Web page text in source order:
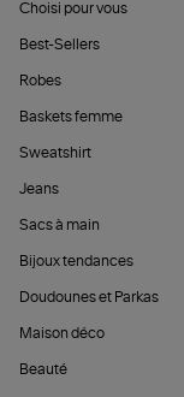
Choisi pour vous
Best-Sellers
Robes
Baskets femme
Sweatshirt
Jeans
Sacs à main
Bijoux tendances
Doudounes et Parkas
Maison déco
Beauté